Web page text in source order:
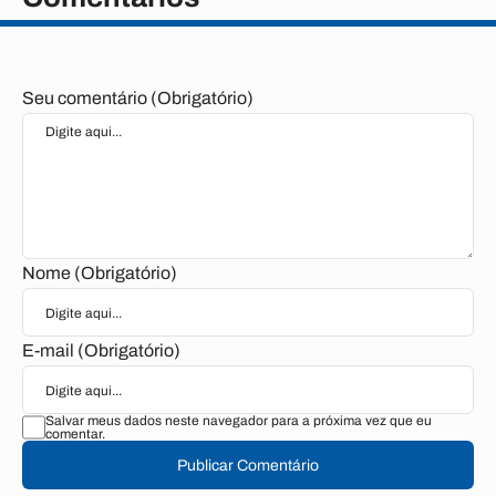
Seu comentário (Obrigatório)
Nome (Obrigatório)
E-mail (Obrigatório)
Salvar meus dados neste navegador para a próxima vez que eu
comentar.
Publicar Comentário